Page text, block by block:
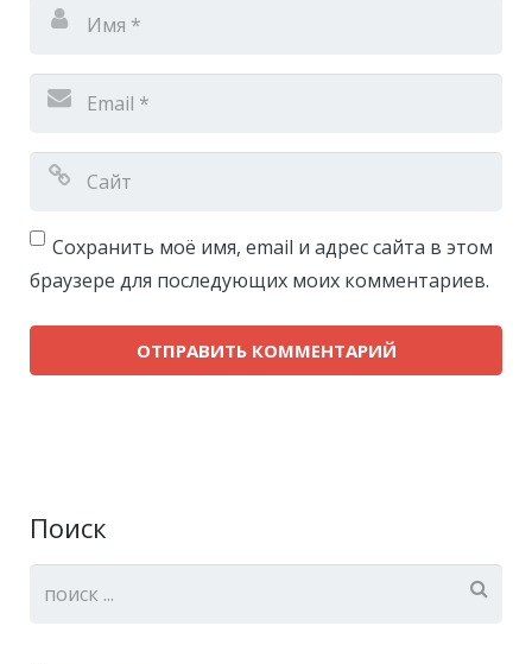
Сохранить моё имя, email и адрес сайта в этом
браузере для последующих моих комментариев.
Поиск